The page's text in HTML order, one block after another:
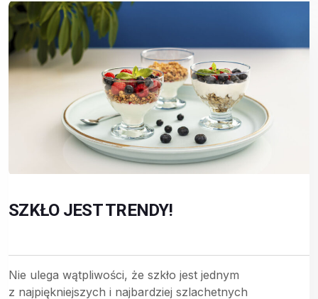
SZKŁO JEST TRENDY!
Nie ulega wątpliwości, że szkło jest jednym
z najpiękniejszych i najbardziej szlachetnych